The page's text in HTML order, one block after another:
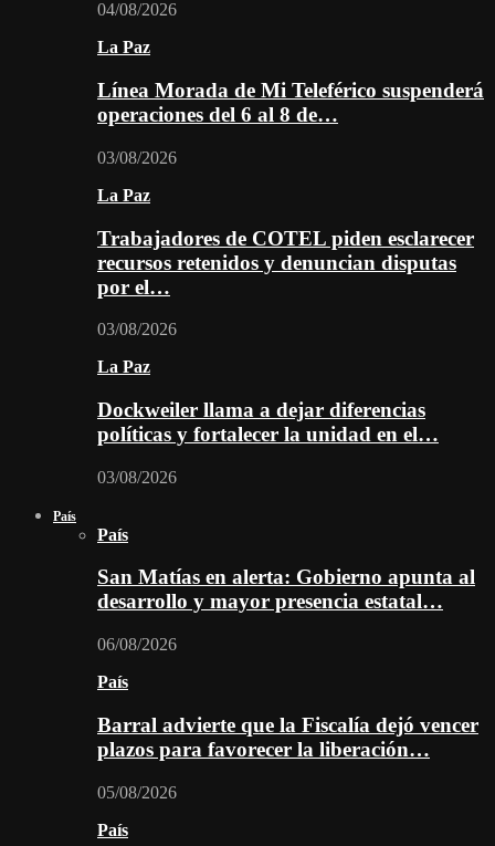
04/08/2026
La Paz
Línea Morada de Mi Teleférico suspenderá
operaciones del 6 al 8 de…
03/08/2026
La Paz
Trabajadores de COTEL piden esclarecer
recursos retenidos y denuncian disputas
por el…
03/08/2026
La Paz
Dockweiler llama a dejar diferencias
políticas y fortalecer la unidad en el…
03/08/2026
País
País
San Matías en alerta: Gobierno apunta al
desarrollo y mayor presencia estatal…
06/08/2026
País
Barral advierte que la Fiscalía dejó vencer
plazos para favorecer la liberación…
05/08/2026
País